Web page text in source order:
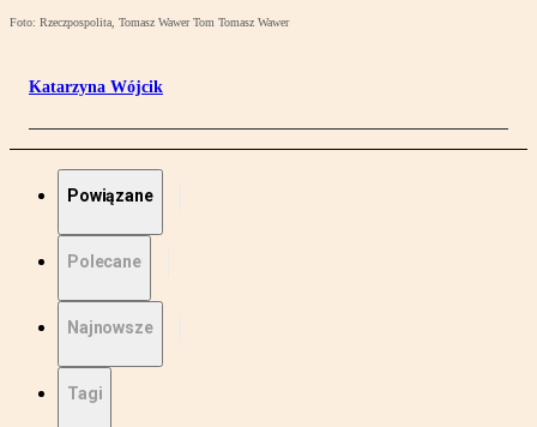
Foto: Rzeczpospolita, Tomasz Wawer Tom Tomasz Wawer
Katarzyna Wójcik
Powiązane
Polecane
Najnowsze
Tagi